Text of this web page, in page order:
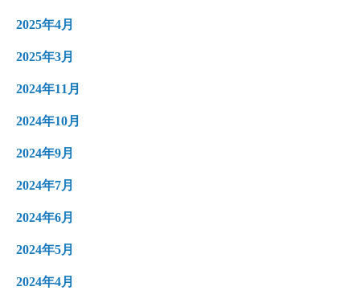
2025年4月
2025年3月
2024年11月
2024年10月
2024年9月
2024年7月
2024年6月
2024年5月
2024年4月